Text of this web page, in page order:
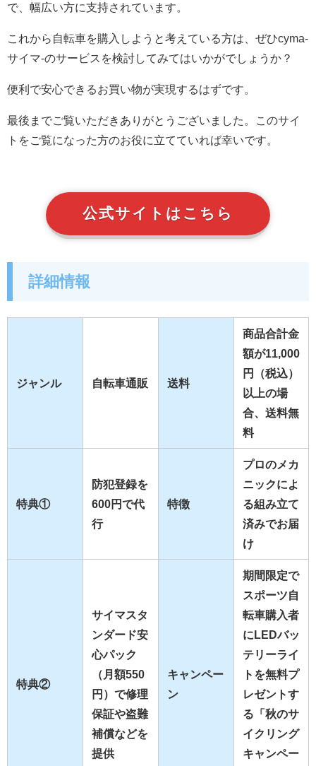
で、幅広い方に支持されています。
これから自転車を購入しようと考えている方は、ぜひcyma-
サイマ-のサービスを検討してみてはいかがでしょうか？
便利で安心できるお買い物が実現するはずです。
最後までご覧いただきありがとうございました。このサイ
トをご覧になった方のお役に立てていれば幸いです。
公式サイトはこちら
詳細情報
ジャンル 自転車通販 送料
商品合計金
額が11,000
円（税込）
以上の場
合、送料無
料
特典①
防犯登録を
600円で代
行
特徴
プロのメカ
ニックによ
る組み立て
済みでお届
け
特典②
サイマスタ
ンダード安
心パック
（月額550
円）で修理
保証や盗難
補償などを
提供
キャンペー
ン
期間限定で
スポーツ自
転車購入者
にLEDバッ
テリーライ
トを無料プ
レゼントす
る「秋のサ
イクリング
キャンペー